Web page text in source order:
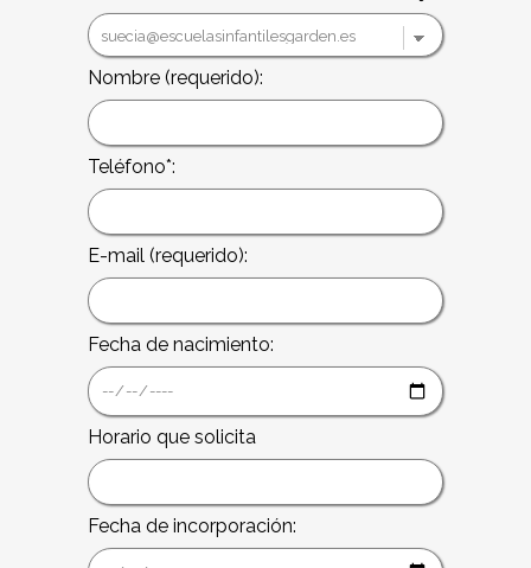
Nombre (requerido):
Teléfono*:
E-mail (requerido):
Fecha de nacimiento:
Horario que solicita
Fecha de incorporación: